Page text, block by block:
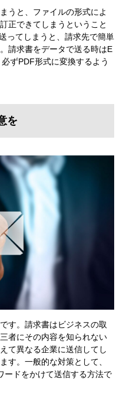
うと、ファイルの形式によ
正できてしまうということ
ってしまうと、請求先で簡単
請求書をデータで送る時はE
ずPDF形式に変換するよう
を
す。請求書はビジネスの取
者にその内容を知られない
て異なる企業に送信してし
す。一般的な対策として、
ードをかけて送信する方法で